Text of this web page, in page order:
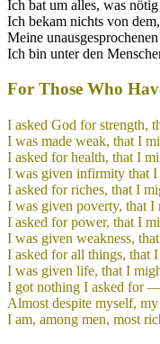
Ich bat um alles, was
Ich bekam nichts von
Meine
Ich bin unter den
For Those Who
I asked God for strength,
I was made weak, that I
I asked for health, that I
I was given infirmity that I
I asked for riches, that I
I was given poverty, that I
I asked for power, that I
I was given weakness,
I asked for all things, that
I was given life, that I
I got nothing I asked for
Almost despite myself,
I am, among men, most